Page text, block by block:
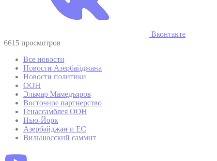
Вконтакте
6615 просмотров
Все новости
Новости Азербайджана
Новости политики
ООН
Эльмар Мамедъяров
Восточное партнерство
Генассамблея ООН
Нью-Йорк
Азербайджан и ЕС
Вильнюсский саммит